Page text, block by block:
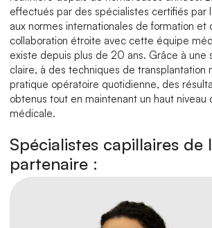
effectués par des spécialistes certifiés par
aux normes internationales de formation et
collaboration étroite avec cette équipe
existe depuis plus de 20 ans. Grâce à une
claire, à des techniques de transplantation
pratique opératoire quotidienne, des
obtenus tout en maintenant un haut niveau
médicale.
Spécialistes capillaires de
partenaire :